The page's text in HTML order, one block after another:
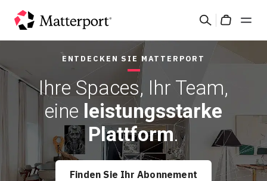
Suchen
Produkte
Ressourcen
ENTDECKEN SIE MATTERPORT
Ihre Spaces, Ihr Team,
eine leistungsstarke
Plattform.
Finden Sie Ihr Abonnement